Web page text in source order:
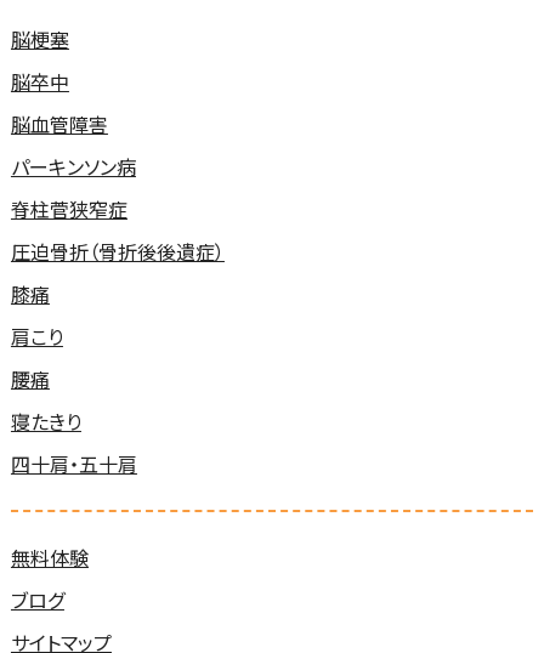
脳梗塞
脳卒中
脳血管障害
パーキンソン病
脊柱菅狭窄症
圧迫骨折（骨折後後遺症）
膝痛
肩こり
腰痛
寝たきり
四十肩・五十肩
無料体験
ブログ
サイトマップ